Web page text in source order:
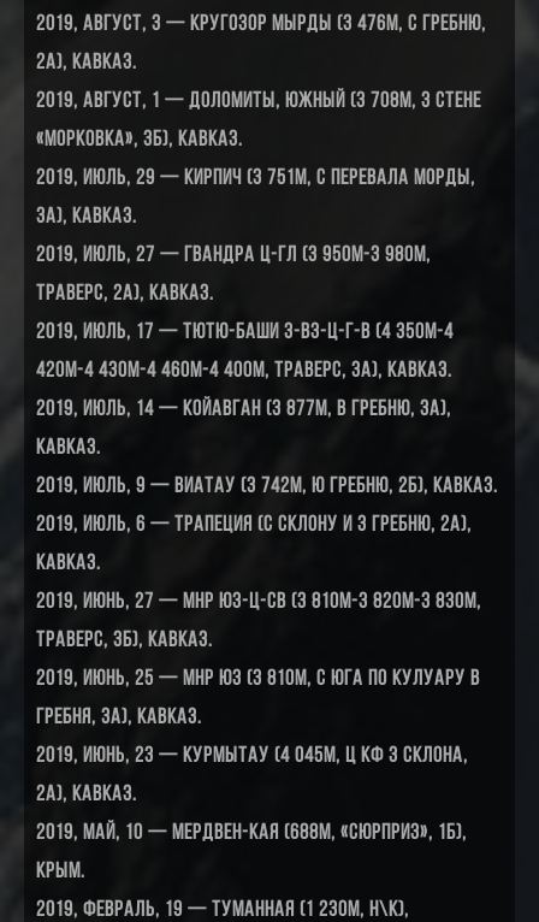
2019, август, 3 — Кругозор Мырды (3 476м, С гребню,
2А), Кавказ.
2019, август, 1 — Доломиты, Южный (3 708м, З стене
«Морковка», 3Б), Кавказ.
2019, июль, 29 — Кирпич (3 751м, с перевала Морды,
3А), Кавказ.
2019, июль, 27 — Гвандра Ц-Гл (3 950м-3 980м,
траверс, 2А), Кавказ.
2019, июль, 17 — Тютю-баши З-ВЗ-Ц-Г-В (4 350м-4
420м-4 430м-4 460м-4 400м, траверс, 3А), Кавказ.
2019, июль, 14 — Койавган (3 877м, В гребню, 3А),
Кавказ.
2019, июль, 9 — ВИАтау (3 742м, Ю гребню, 2Б), Кавказ.
2019, июль, 6 — Трапеция (С склону и З гребню, 2А),
Кавказ.
2019, июнь, 27 — МНР ЮЗ-Ц-СВ (3 810м-3 820м-3 830м,
траверс, 3Б), Кавказ.
2019, июнь, 25 — МНР ЮЗ (3 810м, с юга по кулуару В
гребня, 3А), Кавказ.
2019, июнь, 23 — Курмытау (4 045м, ц кф З склона,
2А), Кавказ.
2019, май, 10 — Мердвен-Кая (688м, «Сюрприз», 1Б),
Крым.
2019, февраль, 19 — Туманная (1 230м, н\к),